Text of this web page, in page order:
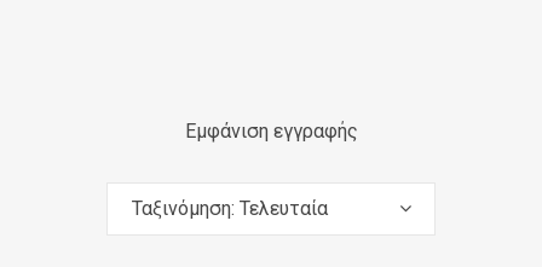
Εμφάνιση εγγραφής
Ταξινόμηση: Τελευταία